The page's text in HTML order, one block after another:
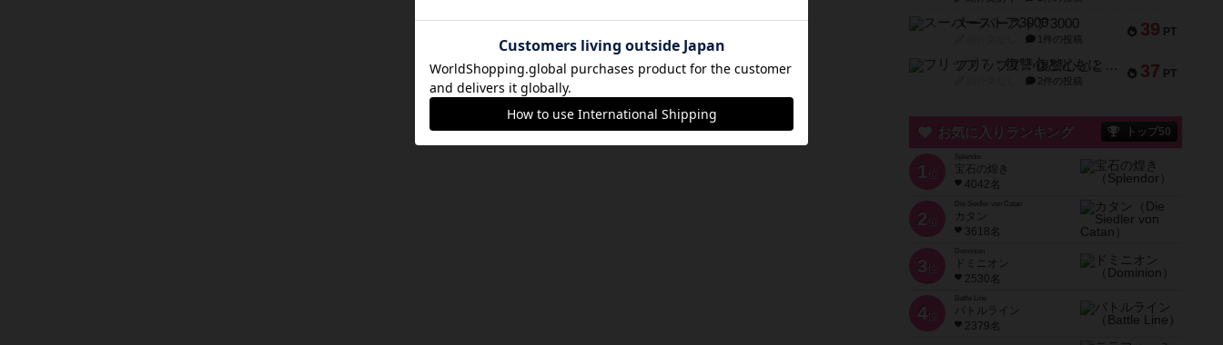
39 PT
スーパーストア3000
1件の投稿
37 PT
フリップ７：復讐心とともに
2件の投稿
お気に入りランキング トップ50
1 位
宝石の煌き
4042名
2 位
Die Siedler von Catan
カタン
3618名
3 位
ドミニオン
2530名
4位
Battle Line
バトルライン
2379名